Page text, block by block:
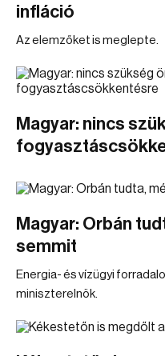
infláció
Az elemzőket is meglepte.
Magyar: nincs
Magyar: Orbán
semmit
Energia- és vízügyi
miniszterelnök.